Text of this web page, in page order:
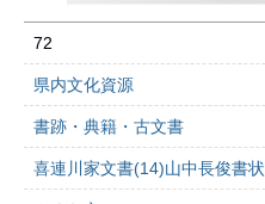
72
県内文化資源
書跡・典籍・古文書
喜連川家文書(14)山中長俊書状